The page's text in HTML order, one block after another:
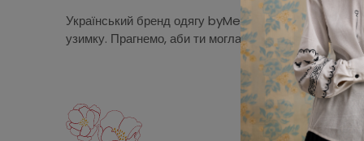
Український бренд одягу byMe — це речі, що
узимку. Прагнемо, аби ти могла закохувати в